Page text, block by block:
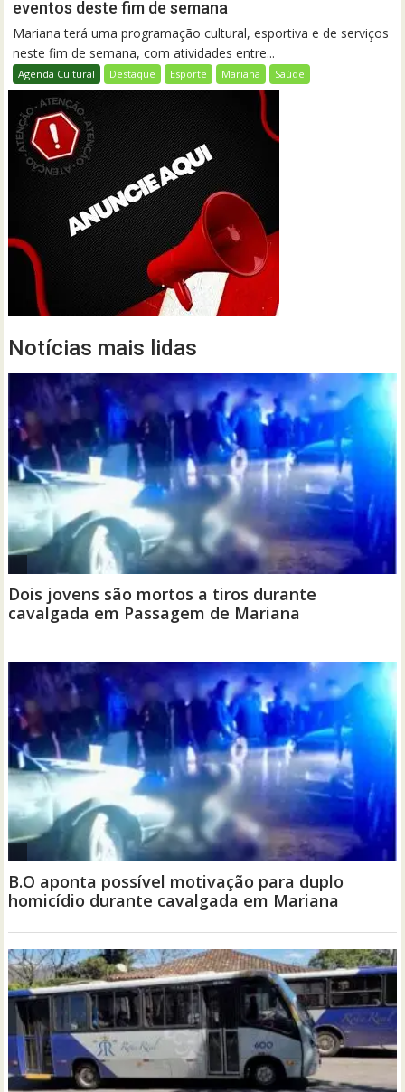
eventos deste fim de semana
Mariana terá uma programação cultural, esportiva e de serviços
neste fim de semana, com atividades entre...
Agenda Cultural Destaque Esporte Mariana Saúde
Notícias mais lidas